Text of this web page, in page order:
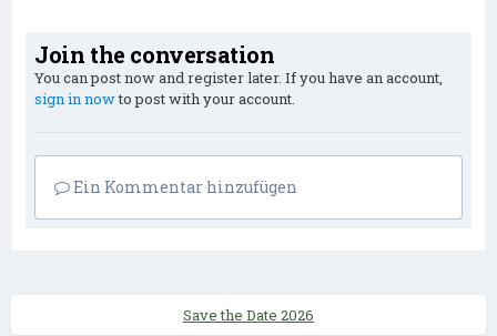
Join the conversation
You can post now and register later. If you have an account,
sign in nowto post with your account.
Ein Kommentar hinzufügen
Save the Date 2026